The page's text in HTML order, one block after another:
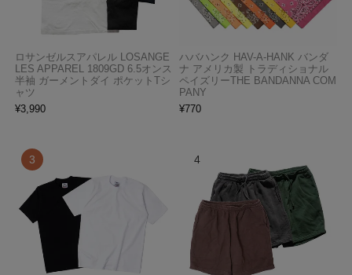
ロサンゼルスアパレル LOSANGE
LES APPAREL 1809GD 6.5オンス
半袖 ガーメントダイ ポケットTシ
ャツ
¥3,990
ハバハンク HAV-A-HANK バンダ
ナ アメリカ製 トラディショナル
ペイズリーTHE BANDANNA COM
PANY
¥770